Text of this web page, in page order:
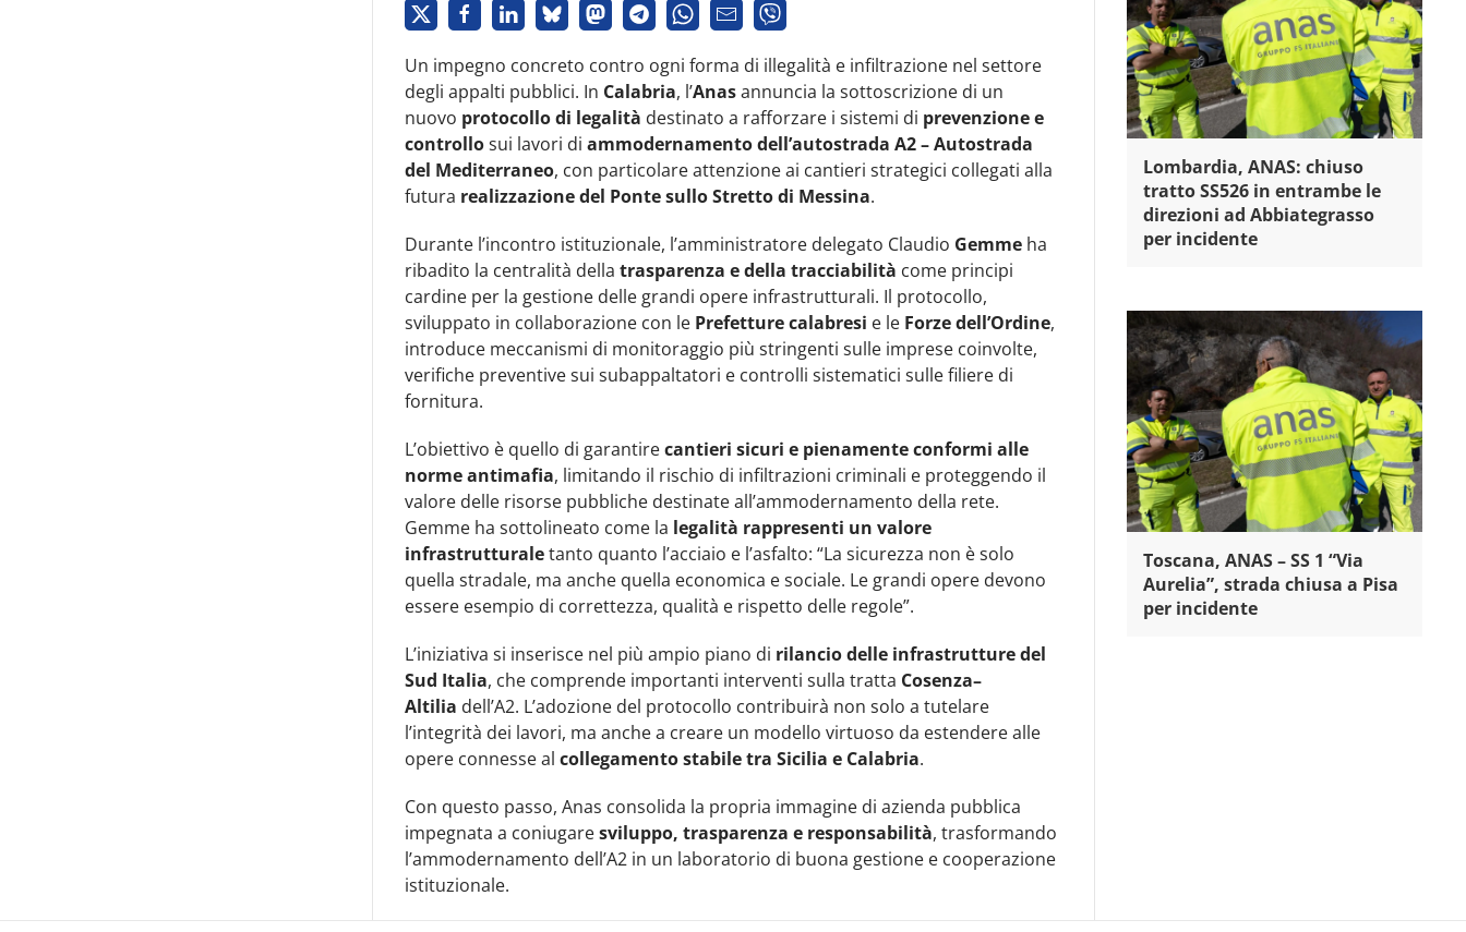
Un impegno concreto contro ogni forma di illegalità e infiltrazione nel settore
degli appalti pubblici. In Calabria, l’Anasannuncia la sottoscrizione di un
nuovo protocollo di legalità destinato a rafforzare i sistemi di prevenzione e
controllosui lavori di ammodernamento dell’autostrada A2 – Autostrada
del Mediterraneo, con particolare attenzione ai cantieri strategici collegati alla
futura realizzazione del Ponte sullo Stretto di Messina.
Durante l’incontro istituzionale, l’amministratore delegato Claudio Gemme ha
ribadito la centralità della trasparenza e della tracciabilità come principi
cardine per la gestione delle grandi opere infrastrutturali. Il protocollo,
sviluppato in collaborazione con le Prefetture calabresi e le Forze dell’Ordine,
introduce meccanismi di monitoraggio più stringenti sulle imprese coinvolte,
verifiche preventive sui subappaltatori e controlli sistematici sulle filiere di
fornitura.
L’obiettivo è quello di garantirecantieri sicuri e pienamente conformi alle
norme antimafia, limitando il rischio di infiltrazioni criminali e proteggendo il
valore delle risorse pubbliche destinate all’ammodernamento della rete.
Gemme ha sottolineato come la legalità rappresenti un valore
infrastrutturaletanto quanto l’acciaio e l’asfalto: “La sicurezza non è solo
quella stradale, ma anche quella economica e sociale. Le grandi opere devono
essere esempio di correttezza, qualità e rispetto delle regole”.
L’iniziativa si inserisce nel più ampio piano di rilancio delle infrastrutture del
Sud Italia, che comprende importanti interventi sulla tratta Cosenza–
Altilia dell’A2. L’adozione del protocollo contribuirà non solo a tutelare
l’integrità dei lavori, ma anche a creare un modello virtuoso da estendere alle
opere connesse al collegamento stabile tra Sicilia e Calabria.
Con questo passo, Anas consolida la propria immagine di azienda pubblica
impegnata a coniugaresviluppo, trasparenza e responsabilità, trasformando
l’ammodernamento dell’A2 in un laboratorio di buona gestione e cooperazione
istituzionale.
Lombardia, ANAS: chiuso
tratto SS526 in entrambe le
direzioni ad Abbiategrasso
per incidente
Toscana, ANAS – SS 1 “Via
Aurelia”, strada chiusa a Pisa
per incidente